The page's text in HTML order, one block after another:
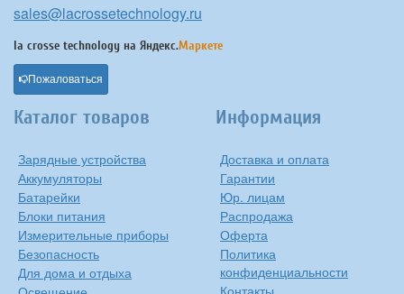
sales@lacrossetechnology.ru
la crosse technology на Яндекс.Маркете
Пожаловаться
Каталог товаров
Зарядные устройства
Аккумуляторы
Батарейки
Блоки питания
Измерительные приборы
Безопасность
Для дома и отдыха
Информация
Доставка и оплата
Гарантии
Юр. лицам
Распродажа
Оферта
Политика
конфиденциальности
Контакты